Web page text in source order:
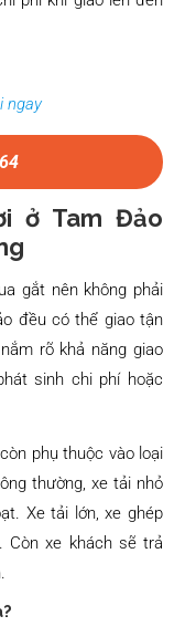
ngay
ở Tam Đảo
gắt nên không phải
đều có thể giao tận
rõ khả năng giao
sinh chi phí hoặc
phụ thuộc vào loại
thường, xe tải nhỏ
Xe tải lớn, xe ghép
Còn xe khách sẽ trả